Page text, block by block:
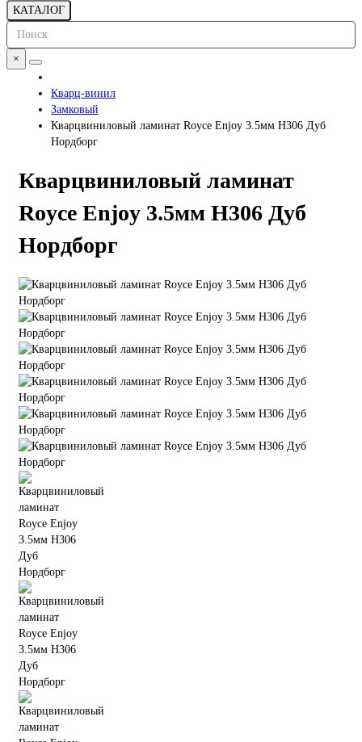
КАТАЛОГ
×
Кварц-винил
Замковый
Кварцвиниловый ламинат Royce Enjoy 3.5мм Н306 Дуб
Нордборг
Кварцвиниловый ламинат
Royce Enjoy 3.5мм Н306 Дуб
Нордборг